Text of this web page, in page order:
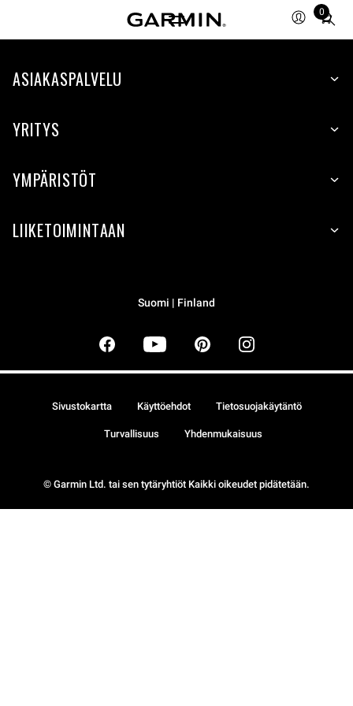
0
Total
items
cart:
ASIAKASPALVELU
YRITYS
YMPÄRISTÖT
LIIKETOIMINTAAN
Suomi | Finland
© Garmin Ltd. tai sen tytäryhtiöt Kaikki oikeudet pidätetään.
Sivustokartta Käyttöehdot Tietosuojakäytäntö
Turvallisuus Yhdenmukaisuus